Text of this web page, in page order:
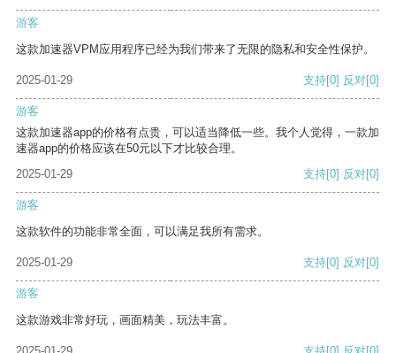
游客
这款加速器VPM应用程序已经为我们带来了无限的隐私和安全性保护。
2025-01-29 支持[0] 反对[0]
游客
这款加速器app的价格有点贵，可以适当降低一些。我个人觉得，一款加
速器app的价格应该在50元以下才比较合理。
2025-01-29
支持[0] 反对[0]
游客
这款软件的功能非常全面，可以满足我所有需求。
2025-01-29 支持[0] 反对[0]
游客
这款游戏非常好玩，画面精美，玩法丰富。